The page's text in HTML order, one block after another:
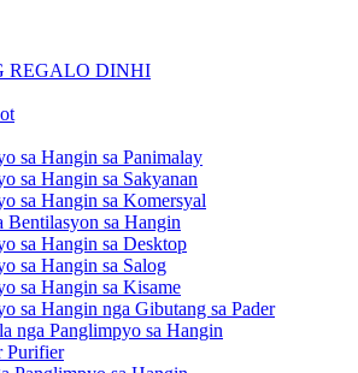
REGALO DINHI
sa Hangin sa Panimalay
sa Hangin sa Sakyanan
sa Hangin sa Komersyal
Bentilasyon sa Hangin
sa Hangin sa Desktop
sa Hangin sa Salog
sa Hangin sa Kisame
sa Hangin nga Gibutang sa Pader
nga Panglimpyo sa Hangin
Purifier